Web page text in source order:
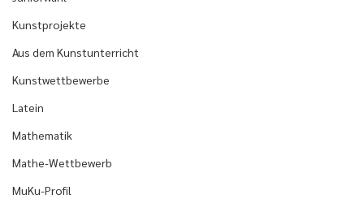
Kunstprojekte
Aus dem Kunstunterricht
Kunstwettbewerbe
Latein
Mathematik
Mathe-Wettbewerb
MuKu-Profil